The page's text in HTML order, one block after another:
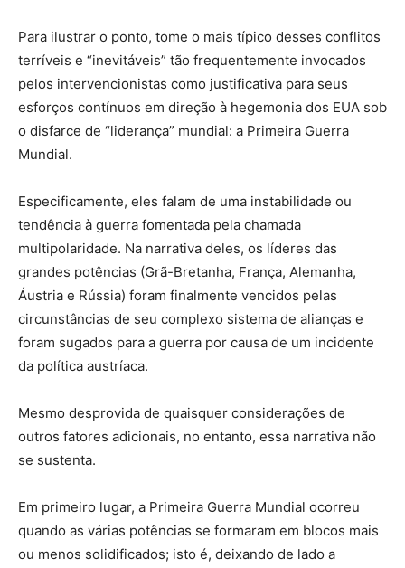
Para ilustrar o ponto, tome o mais típico desses conflitos
terríveis e “inevitáveis” tão frequentemente invocados
pelos intervencionistas como justificativa para seus
esforços contínuos em direção à hegemonia dos EUA sob
o disfarce de “liderança” mundial: a Primeira Guerra
Mundial.
Especificamente, eles falam de uma instabilidade ou
tendência à guerra fomentada pela chamada
multipolaridade. Na narrativa deles, os líderes das
grandes potências (Grã-Bretanha, França, Alemanha,
Áustria e Rússia) foram finalmente vencidos pelas
circunstâncias de seu complexo sistema de alianças e
foram sugados para a guerra por causa de um incidente
da política austríaca.
Mesmo desprovida de quaisquer considerações de
outros fatores adicionais, no entanto, essa narrativa não
se sustenta.
Em primeiro lugar, a Primeira Guerra Mundial ocorreu
quando as várias potências se formaram em blocos mais
ou menos solidificados; isto é, deixando de lado a